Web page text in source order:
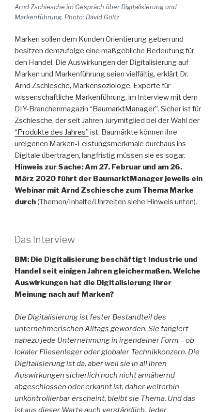
Arnd Zschiesche im Gespräch über Digitalisierung und
Markenführung. Photo: David Goltz
Marken sollen dem Kunden Orientierung geben und
besitzen demzufolge eine maßgebliche Bedeutung für
den Handel. Die Auswirkungen der Digitalisierung auf
Marken und Markenführung seien vielfältig, erklärt Dr.
Arnd Zschiesche, Markensoziologe, Experte für
wissenschaftliche Markenführung, im Interview mit dem
DIY-Branchenmagazin “BaumarktManager”. Sicher ist für
Zschiesche, der seit Jahren Jurymitglied bei der Wahl der
“Produkte des Jahres” ist: Baumärkte können ihre
ureigenen Marken-Leistungsmerkmale durchaus ins
Digitale übertragen, langfristig müssen sie es sogar.
Hinweis zur Sache:Am 27. Februar und am 26.
März 2020 führt der BaumarktManager jeweils ein
Webinar mit Arnd Zschiesche zum Thema Marke
durch(Themen/Inhalte/Uhrzeiten siehe Hinweis unten).
Das Interview
BM: Die Digitalisierung beschäftigt Industrie und
Handel seit einigen Jahren gleichermaßen. Welche
Auswirkungen hat die Digitalisierung Ihrer
Meinung nach auf Marken?
Die Digitalisierung ist fester Bestandteil des
unternehmerischen Alltags geworden. Sie tangiert
nahezu jede Unternehmung in irgendeiner Form – ob
lokaler Fliesenleger oder globaler Technikkonzern. Die
Digitalisierung ist da, aber weil sie in all ihren
Auswirkungen sicherlich noch nicht annähernd
abgeschlossen oder erkannt ist, daher weiterhin
unkontrollierbar erscheint, bleibt sie Thema. Und das
ist aus dieser Warte auch verständlich. Jeder